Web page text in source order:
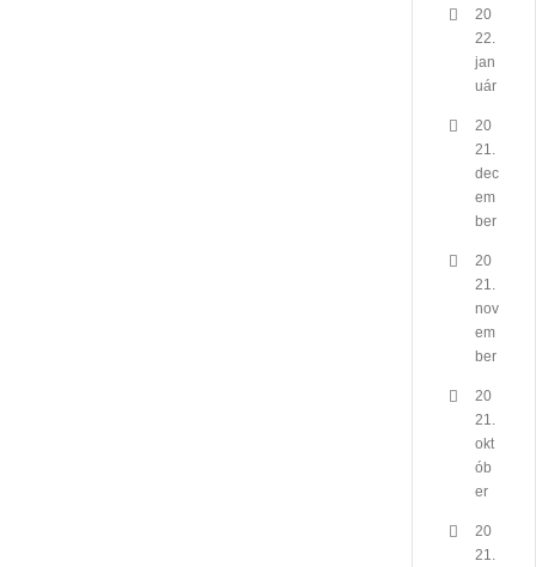
20
22.
jan
uár
20
21.
dec
em
ber
20
21.
nov
em
ber
20
21.
okt
ób
er
20
21.